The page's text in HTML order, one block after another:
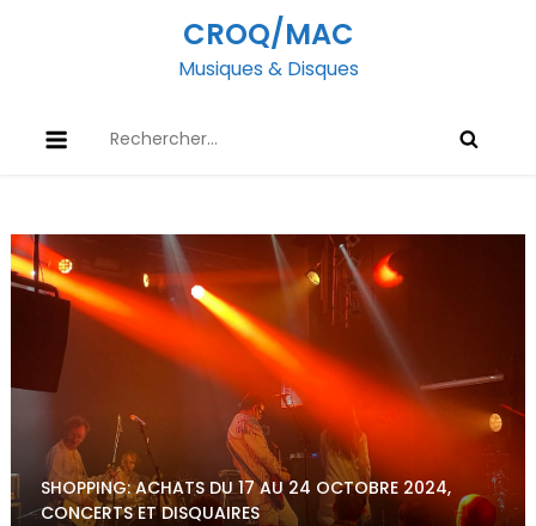
CROQ/MAC
Musiques & Disques
SHOPPING: ACHATS DU 17 AU 24 OCTOBRE 2024,
CONCERTS ET DISQUAIRES